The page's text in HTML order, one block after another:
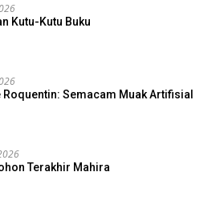
Kutu-Kutu Buku
Roquentin: Semacam Muak Artifisial
Terakhir Mahira